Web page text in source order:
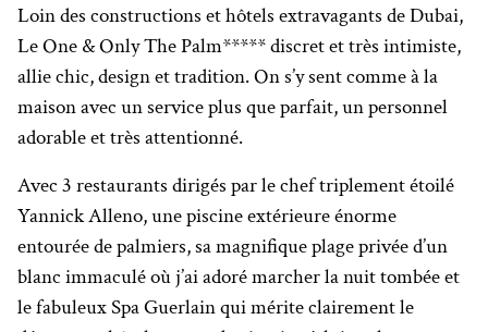
Loin des constructions et hôtels extravagants de Dubai,
Le One & Only The Palm***** discret et très intimiste,
allie chic, design et tradition. On s’y sent comme à la
maison avec un service plus que parfait, un personnel
adorable et très attentionné.
Avec 3 restaurants dirigés par le chef triplement étoilé
Yannick Alleno, une piscine extérieure énorme
entourée de palmiers, sa magnifique plage privée d’un
blanc immaculé où j’ai adoré marcher la nuit tombée et
le fabuleux Spa Guerlain qui mérite clairement le